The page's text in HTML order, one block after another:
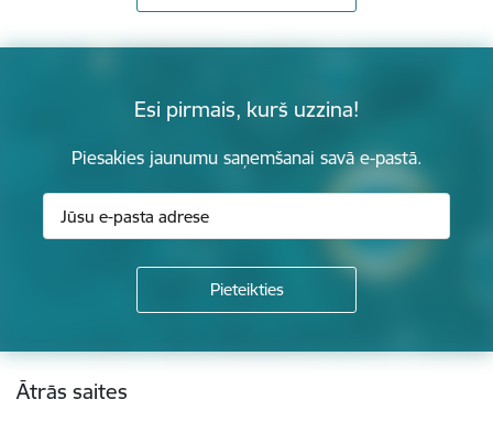
Esi pirmais, kurš uzzina!
Piesakies jaunumu saņemšanai savā e-pastā.
Kājene
Ātrās saites